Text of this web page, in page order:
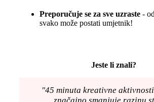
Preporučuje se za sve uzraste -
svako može postati umjetnik!
Jeste li znali?
"45 minuta kreativne